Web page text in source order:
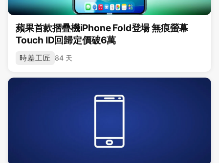
蘋果首款摺疊機iPhone Fold登場 無痕螢幕
Touch ID回歸定價破6萬
時差工匠 84 天